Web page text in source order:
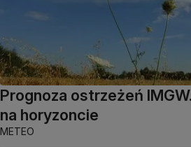
Prognoza ostrzeżeń
na horyzoncie
METEO